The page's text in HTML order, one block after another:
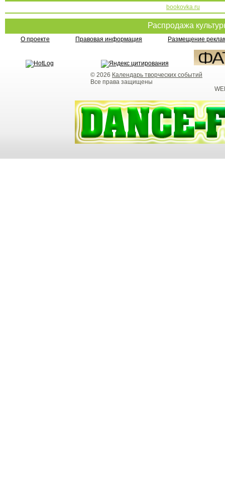
bookovka.ru
Распродажа
О проекте Правовая информация Размещение
© 2026 Календарь творческих событий
Все права защищены